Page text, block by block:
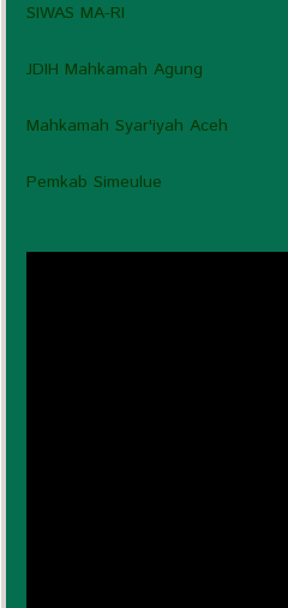
SIWAS MA-RI
JDIH Mahkamah Agung
Mahkamah Syar'iyah Aceh
Pemkab Simeulue